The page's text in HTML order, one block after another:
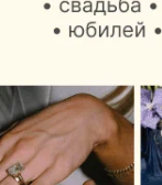
также
выпечку
В зоне
широкий
картофель фри